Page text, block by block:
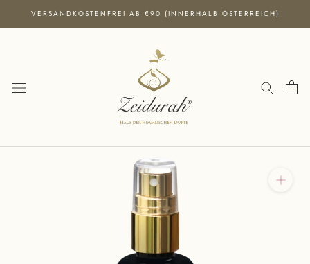
VERSANDKOSTENFREI AB €90 (INNERHALB ÖSTERREICH)